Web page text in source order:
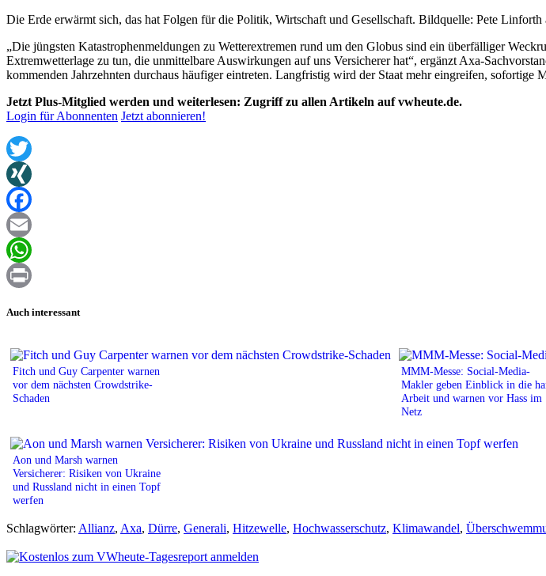
Die Erde erwärmt sich, das hat Folgen für die Politik, Wirtschaft und Gesellschaft. Bildquelle: Pete Linforth
„Die jüngsten Katastrophenmeldungen zu Wetterextremen rund um den Globus sind ein überfälliger
Extremwetterlage zu tun, die unmittelbare Auswirkungen auf uns Versicherer hat“, ergänzt Axa-
kommenden Jahrzehnten durchaus häufiger eintreten. Langfristig wird der Staat mehr eingreifen, sofortige
Jetzt Plus-Mitglied werden und weiterlesen: Zugriff zu allen Artikeln auf vwheute.de.
Login für Abonnenten Jetzt abonnieren!
Twitter
XING
Facebook
Email
WhatsApp
Auch interessant
Fitch und Guy Carpenter warnen
vor dem nächsten Crowdstrike-
Schaden
MMM-Messe: Social-Media-
Makler geben Einblick in die
Arbeit und warnen vor Hass im
Netz
Aon und Marsh warnen
Versicherer: Risiken von Ukraine
und Russland nicht in einen Topf
werfen
Schlagwörter: Allianz, Axa, Dürre, Generali, Hitzewelle, Hochwasserschutz, Klimawandel,